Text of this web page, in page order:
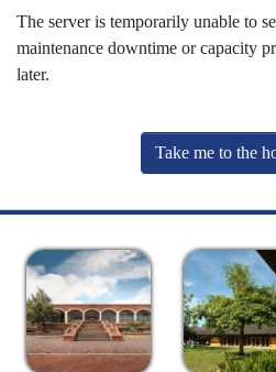
The server is temporarily unable to
maintenance downtime or capacity
later.
Take me to the